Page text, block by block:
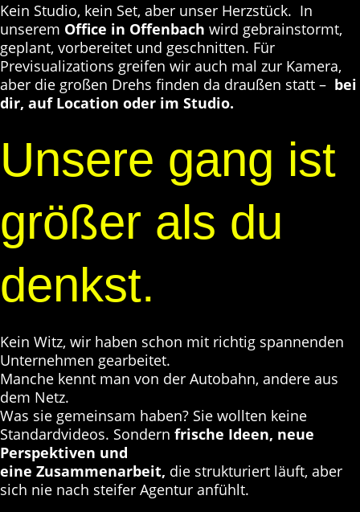
Kein Studio, kein Set, aber unser Herzstück. In
unserem Office in Offenbach wird gebrainstormt,
geplant, vorbereitet und geschnitten. Für
Previsualizations greifen wir auch mal zur Kamera,
aber die großen Drehs finden da draußen statt – bei
dir, auf Location oder im Studio.
Unsere gang ist
größer als du
denkst.
Kein Witz, wir haben schon mit richtig spannenden
Unternehmen gearbeitet.
Manche kennt man von der Autobahn, andere aus
dem Netz.
Was sie gemeinsam haben? Sie wollten keine
Standardvideos. Sondern frische Ideen, neue
Perspektiven und
eine Zusammenarbeit, die strukturiert läuft, aber
sich nie nach steifer Agentur anfühlt.